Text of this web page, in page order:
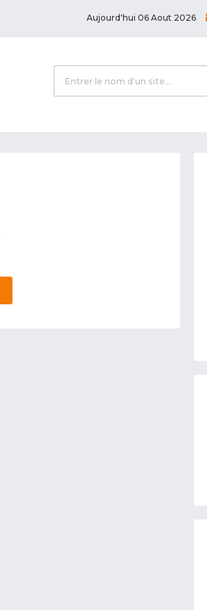
Aujourd'hui 06 Aout 2026